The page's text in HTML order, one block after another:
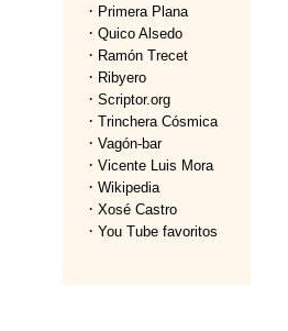
· Primera Plana
· Quico Alsedo
· Ramón Trecet
· Ribyero
· Scriptor.org
· Trinchera Cósmica
· Vagón-bar
· Vicente Luis Mora
· Wikipedia
· Xosé Castro
· You Tube favoritos